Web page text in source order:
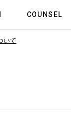
COUNSEL
いて